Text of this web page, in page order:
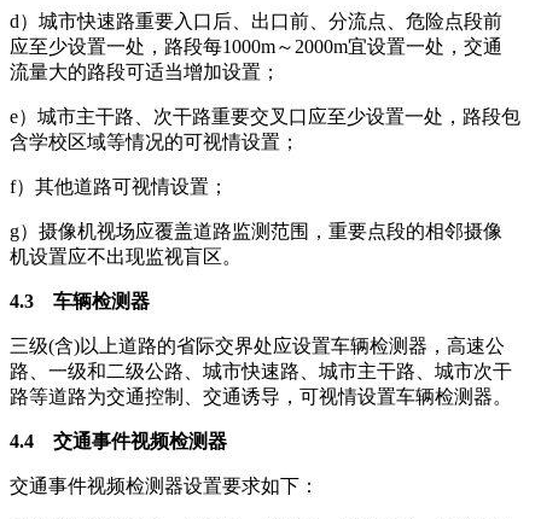
d）城市快速路重要入口后、出口前、分流点、危险点段前
应至少设置一处，路段每1000m～2000m宜设置一处，交通
流量大的路段可适当增加设置；
e）城市主干路、次干路重要交叉口应至少设置一处，路段包
含学校区域等情况的可视情设置；
f）其他道路可视情设置；
g）摄像机视场应覆盖道路监测范围，重要点段的相邻摄像
机设置应不出现监视盲区。
4.3 车辆检测器
三级(含)以上道路的省际交界处应设置车辆检测器，高速公
路、一级和二级公路、城市快速路、城市主干路、城市次干
路等道路为交通控制、交通诱导，可视情设置车辆检测器。
4.4 交通事件视频检测器
交通事件视频检测器设置要求如下：